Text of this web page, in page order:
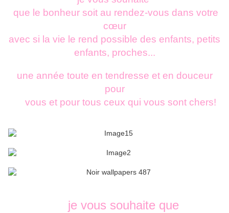
que le bonheur soit au rendez-vous dans votre
cœur
avec si la vie le rend possible des enfants, petits
enfants, proches...
une année toute en tendresse et en douceur
pour
vous et pour tous ceux qui vous sont chers!
je vous souhaite que